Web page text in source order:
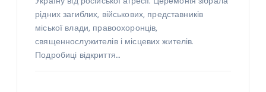
рідних загиблих, військових, представників
міської влади, правоохоронців,
священнослужителів і місцевих жителів.
Подробиці відкриття…